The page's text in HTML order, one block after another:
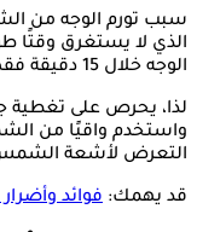
سبب تورم الوجه من
الذي لا يستغرق وقتًا
الوجه خلال 15 دقيقة فقط من التعرض المباشر لأشعة الشمس.
لذا، يحرص على تغطية
التعرض لأشعة الشمس
قد يهمك: فوائد